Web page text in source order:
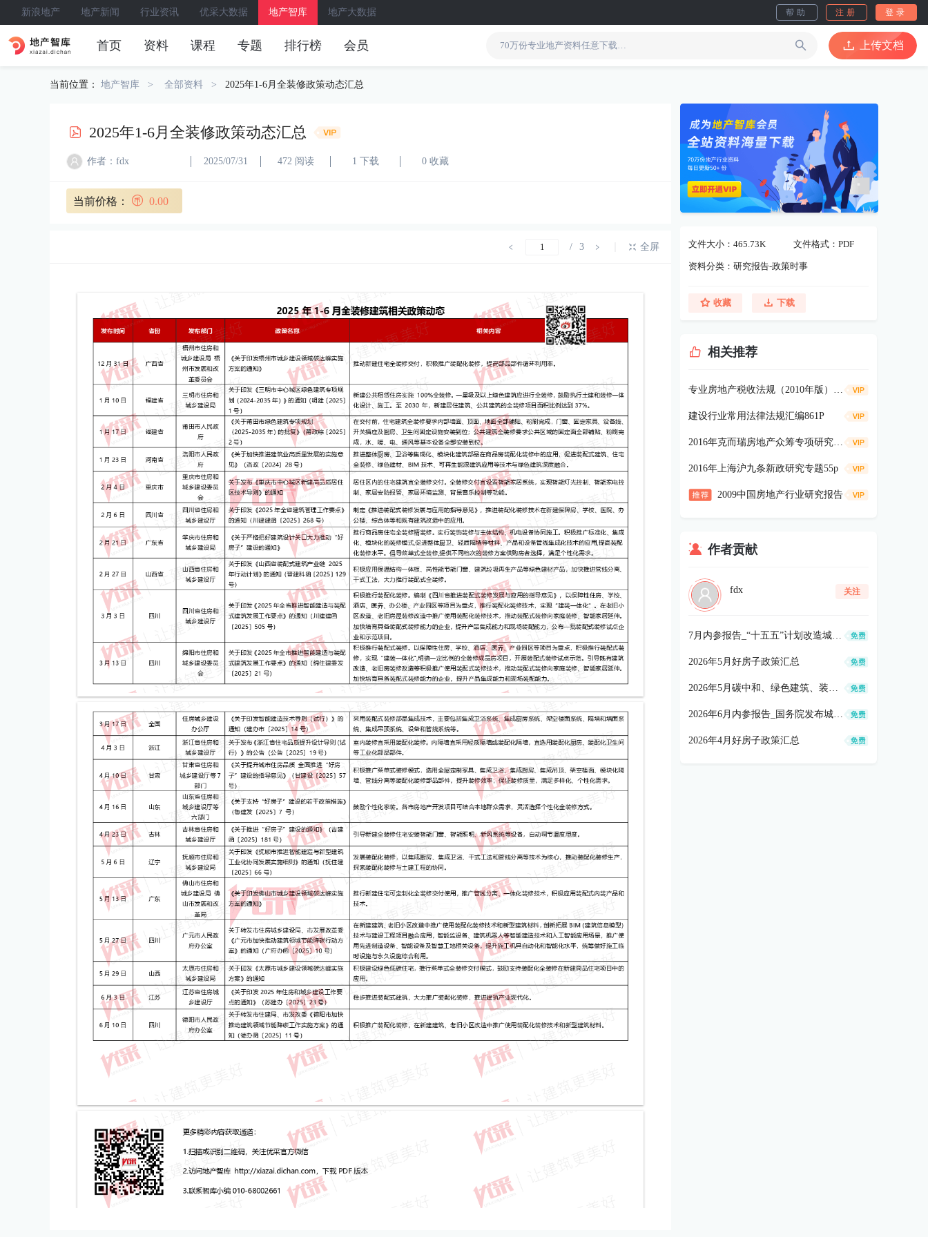
新浪地产 地产新闻 行业资讯 优采大数据 地产智库 地产大数据 帮助 注册 登录
首页 资料 课程 专题 排行榜 会员 上传文档
当前位置： 地产智库 全部资料 2025年1-6月全装修政策动态汇总
2025年1-6月全装修政策动态汇总
作者：fdx 2025/07/31 472 阅读 1 下载 0 收藏
当前价格： 0.00
/ 3 全屏 文件大小：465.73K 文件格式：PDF
资料分类：研究报告-政策时事
收藏 下载
相关推荐
专业房地产税收法规（2010年版）109p
建设行业常用法律法规汇编861P
2016年克而瑞房地产众筹专项研究报告60p
2016年上海沪九条新政研究专题55p
2009中国房地产行业研究报告
作者贡献
fdx 关注
7月内参报告_“十五五”计划改造城市地下管网77万公里(0803)
2026年5月好房子政策汇总
2026年5月碳中和、绿色建筑、装配式、全装修政策汇总
2026年6月内参报告_国务院发布城市更新“十五五”规划(0610)
2026年4月好房子政策汇总